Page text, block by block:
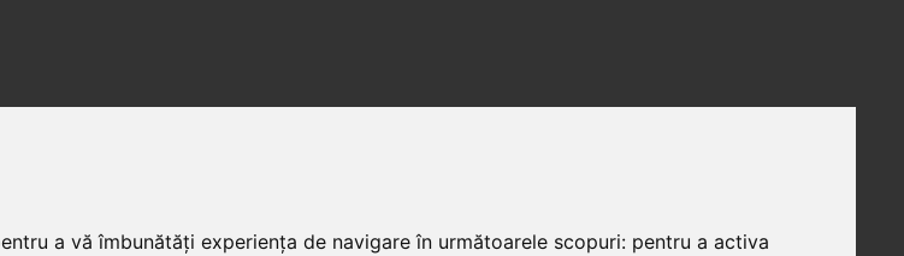
a vă îmbunătăți experiența de navigare în următoarele scopuri: pentru a activa